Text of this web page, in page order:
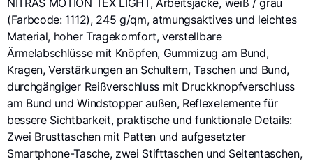
(Farbcode: 1112), 245 g/qm, atmungsaktives und leichtes
Material, hoher Tragekomfort, verstellbare
Ärmelabschlüsse mit Knöpfen, Gummizug am Bund,
Kragen, Verstärkungen an Schultern, Taschen und Bund,
durchgängiger Reißverschluss mit Druckknopfverschluss
am Bund und Windstopper außen, Reflexelemente für
bessere Sichtbarkeit, praktische und funktionale Details:
Zwei Brusttaschen mit Patten und aufgesetzter
Smartphone-Tasche, zwei Stifttaschen und Seitentaschen,